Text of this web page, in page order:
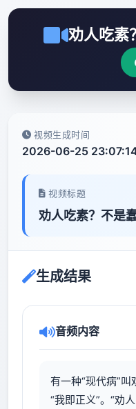
劝人吃素
视频生成时间
2026-06-25
视频标题
劝人吃素？不是
生成结果
音频内容
有一种“现代病”
“我即正义”。“劝